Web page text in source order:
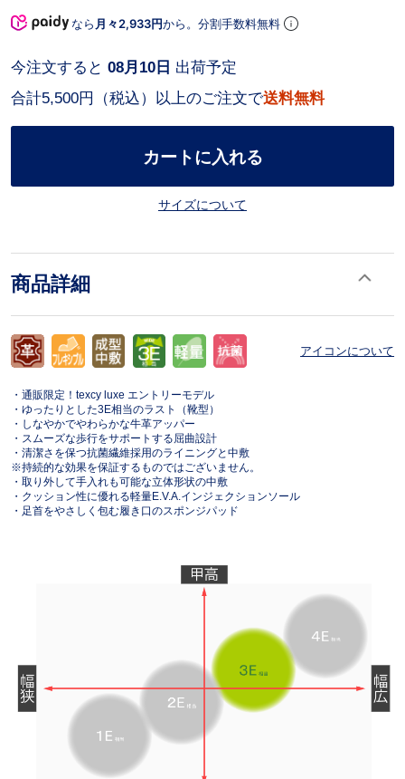
なら 月々2,933円から。分割手数料無料
合計5,500円（税込）以上のご注文で送料無料
今注文すると 08月10日 出荷予定
カートに入れる
サイズについて
商品詳細
アイコンについて
・通販限定！texcy luxe エントリーモデル
・ゆったりとした3E相当のラスト（靴型）
・しなやかでやわらかな牛革アッパー
・スムーズな歩行をサポートする屈曲設計
・清潔さを保つ抗菌繊維採用のライニングと中敷
※持続的な効果を保証するものではございません。
・取り外して手入れも可能な立体形状の中敷
・クッション性に優れる軽量E.V.A.インジェクションソール
・足首をやさしく包む履き口のスポンジパッド